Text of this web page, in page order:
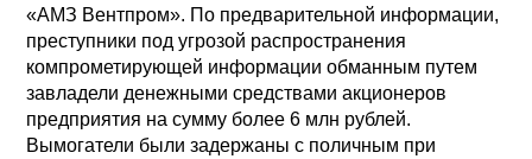
«АМЗ Вентпром». По предварительной информации,
преступники под угрозой распространения
компрометирующей информации обманным путем
завладели денежными средствами акционеров
предприятия на сумму более 6 млн рублей.
Вымогатели были задержаны с поличным при